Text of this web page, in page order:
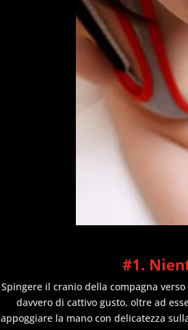
#1.
Spingere il cranio della compagna
davvero di cattivo gusto, oltre ad
appoggiare la mano con delicatezza